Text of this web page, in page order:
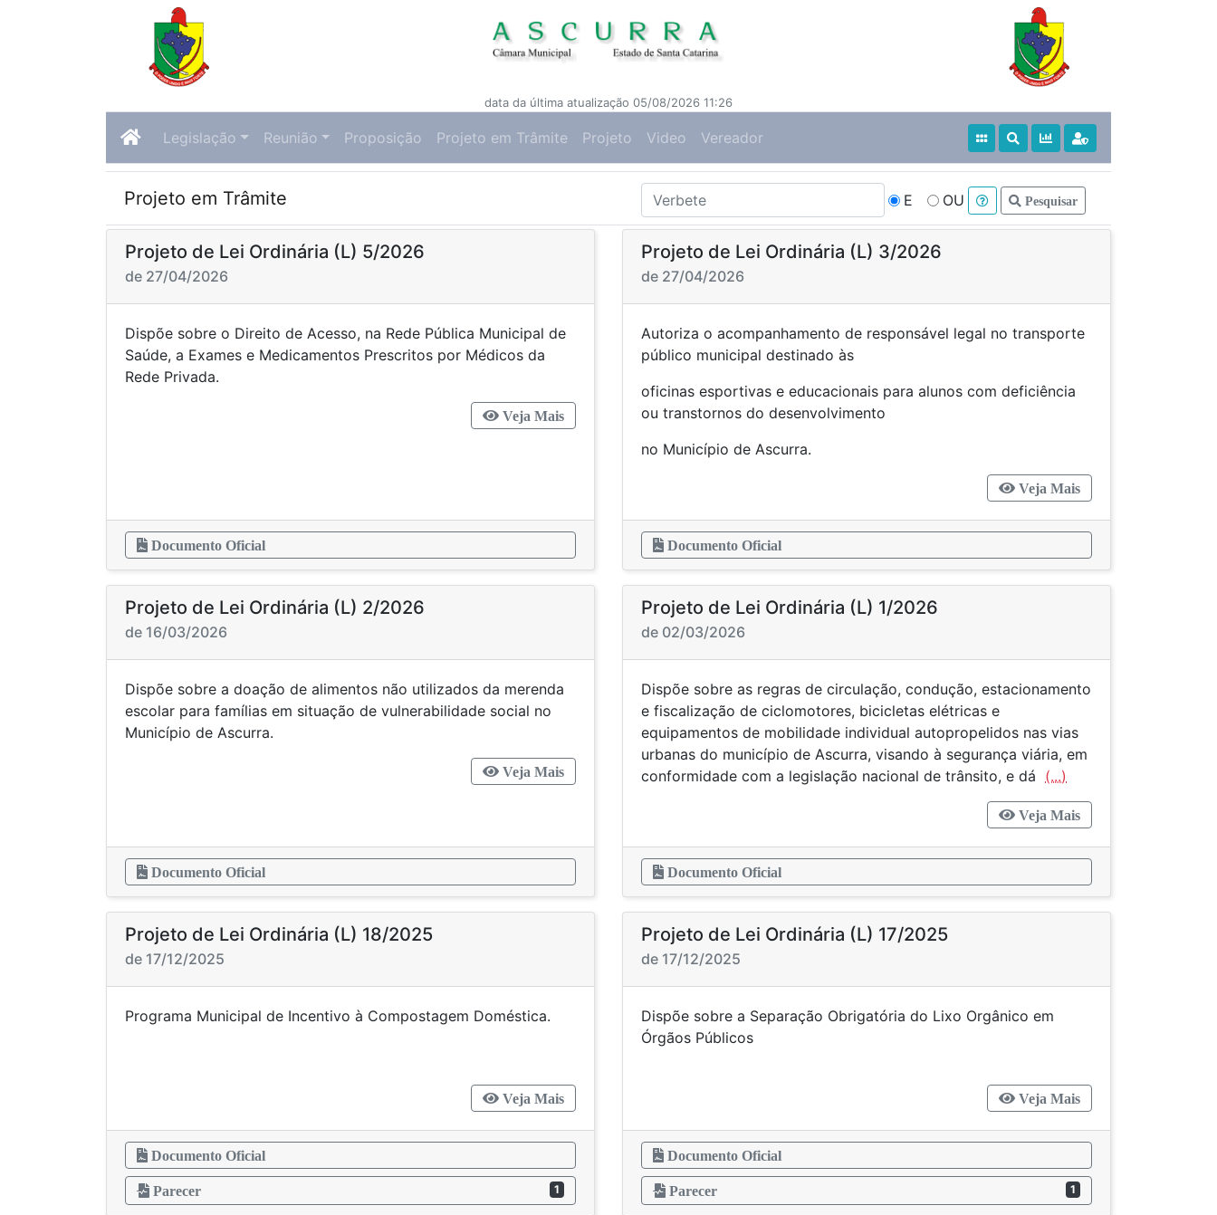
data da última atualização 05/08/2026 11:26
Legislação Reunião Proposição Projeto em Trâmite Projeto Video Vereador
Projeto em Trâmite E OU Pesquisar
Projeto de Lei Ordinária (L) 5/2026
de 27/04/2026
Dispõe sobre o Direito de Acesso, na Rede Pública Municipal de
Saúde, a Exames e Medicamentos Prescritos por Médicos da
Rede Privada.
Veja Mais
Documento Oficial
Projeto de Lei Ordinária (L) 3/2026
de 27/04/2026
Autoriza o acompanhamento de responsável legal no transporte
público municipal destinado às
oficinas esportivas e educacionais para alunos com deficiência
ou transtornos do desenvolvimento
no Município de Ascurra.
Veja Mais
Documento Oficial
Projeto de Lei Ordinária (L) 2/2026
de 16/03/2026
Dispõe sobre a doação de alimentos não utilizados da merenda
escolar para famílias em situação de vulnerabilidade social no
Município de Ascurra.
Veja Mais
Documento Oficial
Projeto de Lei Ordinária (L) 1/2026
de 02/03/2026
Dispõe sobre as regras de circulação, condução, estacionamento
e fiscalização de ciclomotores, bicicletas elétricas e
equipamentos de mobilidade individual autopropelidos nas vias
urbanas do município de Ascurra, visando à segurança viária, em
conformidade com a legislação nacional de trânsito, e dá (...)
Veja Mais
Documento Oficial
Projeto de Lei Ordinária (L) 18/2025
de 17/12/2025
Programa Municipal de Incentivo à Compostagem Doméstica.
Veja Mais
Documento Oficial
Parecer 1
Projeto de Lei Ordinária (L) 17/2025
de 17/12/2025
Dispõe sobre a Separação Obrigatória do Lixo Orgânico em
Órgãos Públicos
Veja Mais
Documento Oficial
Parecer 1